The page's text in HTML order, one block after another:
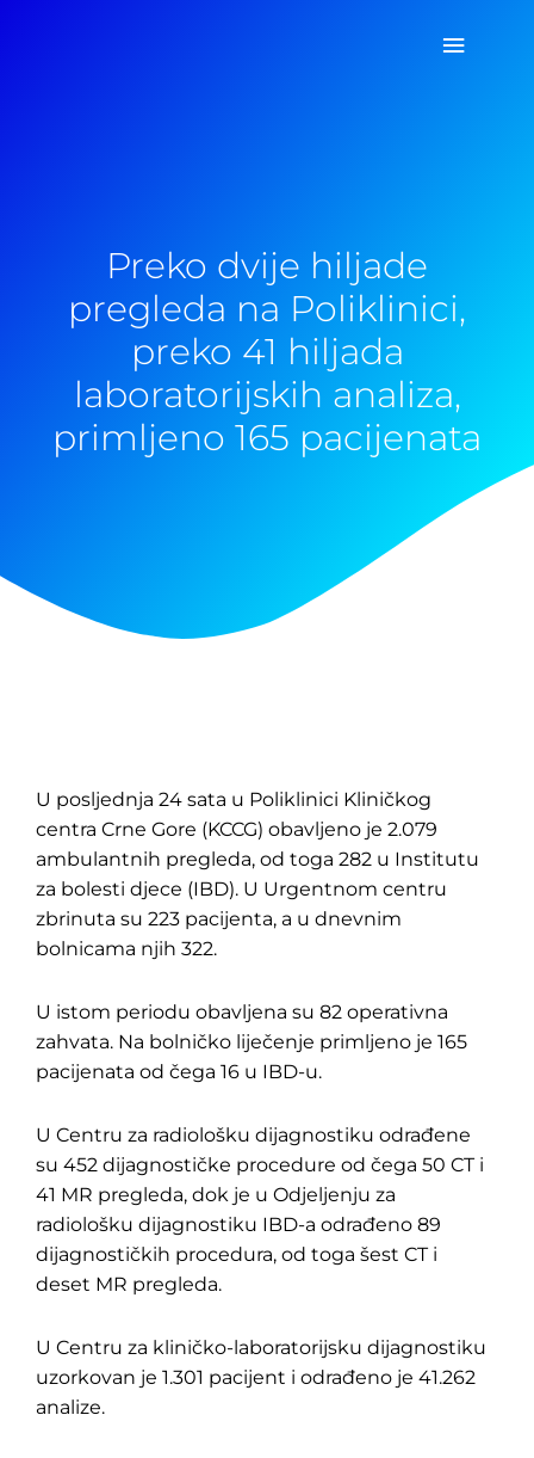
Glavni
Preko dvije hiljade
pregleda na Poliklinici,
preko 41 hiljada
laboratorijskih analiza,
primljeno 165 pacijenata
U posljednja 24 sata u Poliklinici Kliničkog
centra Crne Gore (KCCG) obavljeno je 2.079
ambulantnih pregleda, od toga 282 u Institutu
za bolesti djece (IBD). U Urgentnom centru
zbrinuta su 223 pacijenta, a u dnevnim
bolnicama njih 322.
U istom periodu obavljena su 82 operativna
zahvata. Na bolničko liječenje primljeno je 165
pacijenata od čega 16 u IBD-u.
U Centru za radiološku dijagnostiku odrađene
su 452 dijagnostičke procedure od čega 50 CT i
41 MR pregleda, dok je u Odjeljenju za
radiološku dijagnostiku IBD-a odrađeno 89
dijagnostičkih procedura, od toga šest CT i
deset MR pregleda.
U Centru za kliničko-laboratorijsku dijagnostiku
uzorkovan je 1.301 pacijent i odrađeno je 41.262
analize.